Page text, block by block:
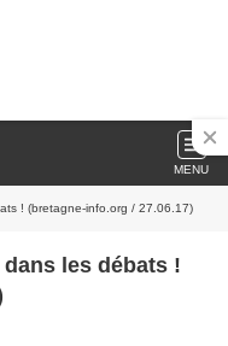
MENU
! (bretagne-info.org / 27.06.17)
dans les débats !